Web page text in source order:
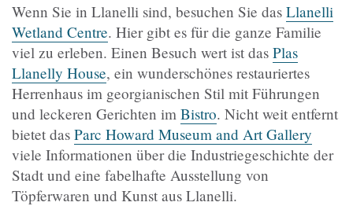
Wenn Sie in Llanelli sind, besuchen Sie das Llanelli
Wetland Centre. Hier gibt es für die ganze Familie
viel zu erleben. Einen Besuch wert ist das Plas
Llanelly House, ein wunderschönes restauriertes
Herrenhaus im georgianischen Stil mit Führungen
und leckeren Gerichten im Bistro. Nicht weit entfernt
bietet das Parc Howard Museum and Art Gallery
viele Informationen über die Industriegeschichte der
Stadt und eine fabelhafte Ausstellung von
Töpferwaren und Kunst aus Llanelli.